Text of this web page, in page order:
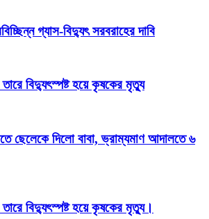
গ্যাস-বিদ্যুৎ সরবরাহের দাবি
বিদ্যুৎস্পষ্ট হয়ে কৃষকের মৃত্যু
ছেলেকে দিলো বাবা, ভ্রাম্যমাণ আদালতে ৬
বিদ্যুৎস্পষ্ট হয়ে কৃষকের মৃত্যু।